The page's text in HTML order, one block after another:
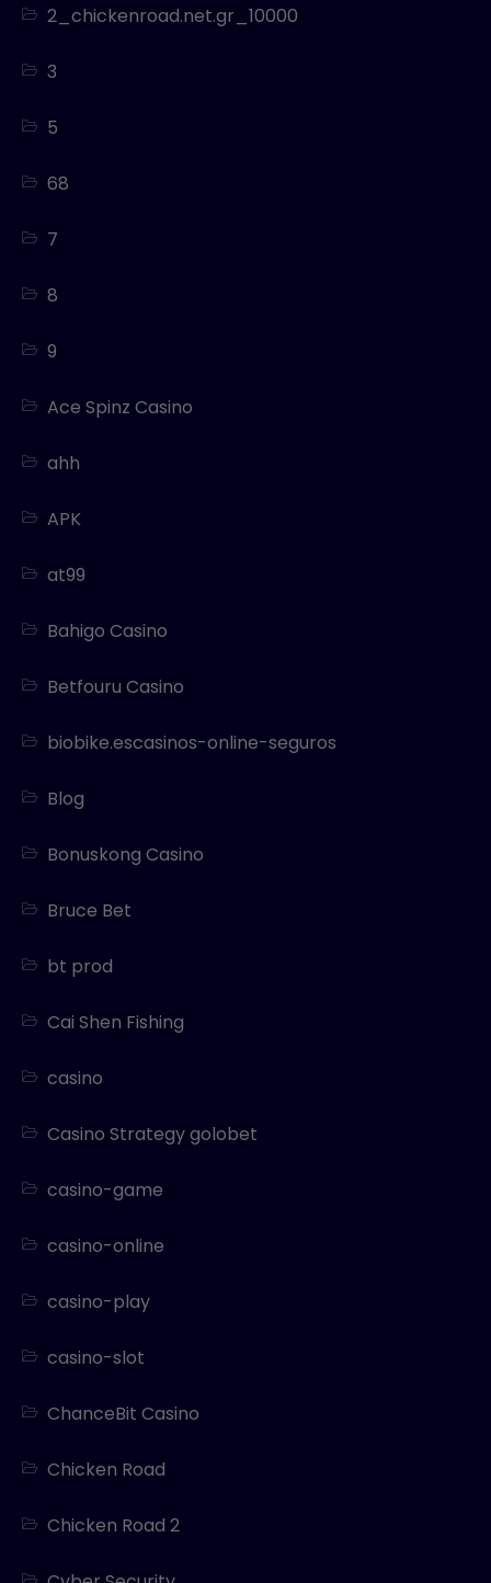
2_chickenroad.net.gr_10000
3
5
68
7
8
9
Ace Spinz Casino
ahh
APK
at99
Bahigo Casino
Betfouru Casino
biobike.escasinos-online-seguros
Blog
Bonuskong Casino
Bruce Bet
bt prod
Cai Shen Fishing
casino
Casino Strategy golobet
casino-game
casino-online
casino-play
casino-slot
ChanceBit Casino
Chicken Road
Chicken Road 2